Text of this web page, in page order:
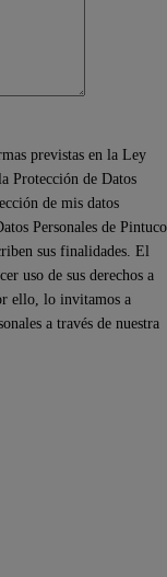
previstas en la Ley
Protección de Datos
de mis datos
Personales de Pintuco
sus finalidades. El
uso de sus derechos a
ello, lo invitamos a
a través de nuestra